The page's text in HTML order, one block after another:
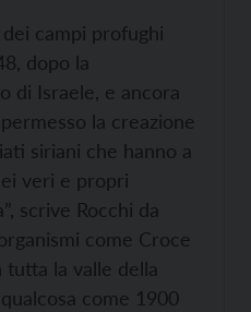
dei campi profughi
dopo la
di Israele, e ancora
la creazione
siriani che hanno a
veri e propri
scrive Rocchi da
come Croce
tutta la valle della
come 1900